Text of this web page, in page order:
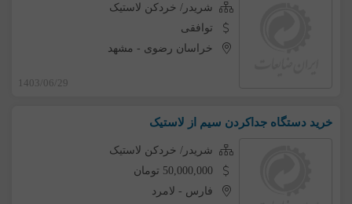
شریدر/ خردکن لاستیک
توافقی
خراسان رضوی - مشهد
1403/06/29
خرید دستگاه جداکردن سیم از لاستیک
شریدر/ خردکن لاستیک
50,000,000 تومان
فارس - لامرد